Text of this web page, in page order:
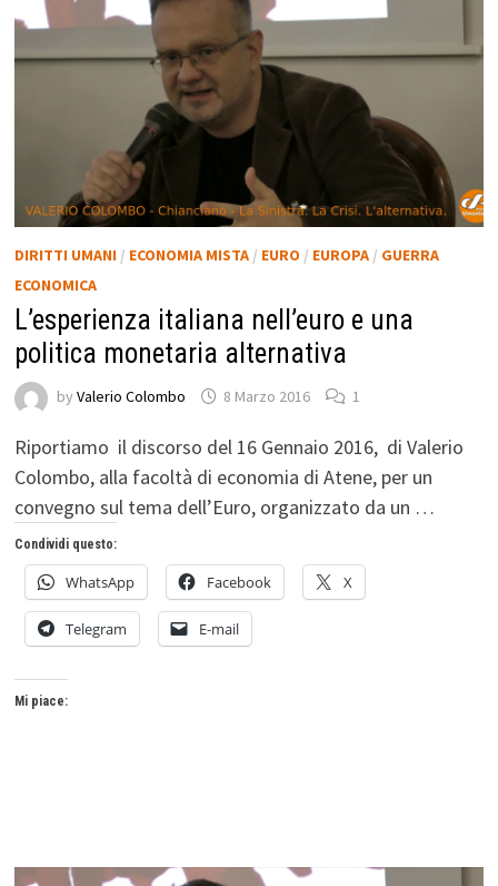
DIRITTI UMANI / ECONOMIA MISTA/ EURO / EUROPA/ GUERRA
ECONOMICA
L’esperienza italiana nell’euro e una
politica monetaria alternativa
by Valerio Colombo 8 Marzo 2016 1
Riportiamo il discorso del 16 Gennaio 2016, di Valerio
Colombo, alla facoltà di economia di Atene, per un
convegno sul tema dell’Euro, organizzato da un …
Condividi questo:
WhatsApp Facebook X
Telegram E-mail
Mi piace: